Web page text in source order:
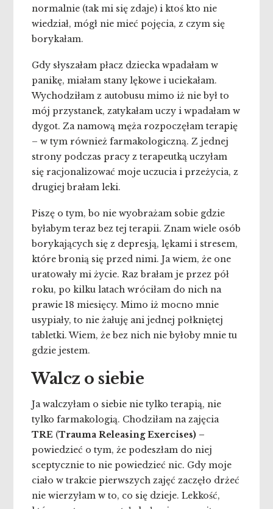
normalnie (tak mi się zdaje) i ktoś kto nie
wiedział, mógł nie mieć pojęcia, z czym się
borykałam.
Gdy słyszałam płacz dziecka wpadałam w
panikę, miałam stany lękowe i uciekałam.
Wychodziłam z autobusu mimo iż nie był to
mój przystanek, zatykałam uczy i wpadałam w
dygot. Za namową męża rozpoczęłam terapię
– w tym również farmakologiczną. Z jednej
strony podczas pracy z terapeutką uczyłam
się racjonalizować moje uczucia i przeżycia, z
drugiej brałam leki.
Piszę o tym, bo nie wyobrażam sobie gdzie
byłabym teraz bez tej terapii. Znam wiele osób
borykających się z depresją, lękami i stresem,
które bronią się przed nimi. Ja wiem, że one
uratowały mi życie. Raz brałam je przez pół
roku, po kilku latach wróciłam do nich na
prawie 18 miesięcy. Mimo iż mocno mnie
usypiały, to nie żałuję ani jednej połkniętej
tabletki. Wiem, że bez nich nie byłoby mnie tu
gdzie jestem.
Walcz o siebie
Ja walczyłam o siebie nie tylko terapią, nie
tylko farmakologią. Chodziłam na zajęcia
TRE (Trauma Releasing Exercises) –
powiedzieć o tym, że podeszłam do niej
sceptycznie to nie powiedzieć nic. Gdy moje
ciało w trakcie pierwszych zajęć zaczęło drżeć
nie wierzyłam w to, co się dzieje. Lekkość,